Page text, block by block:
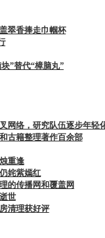
翠香捧走巾帼杯
”替代“樟脑丸”
网络，研究队伍逐步年轻
古籍整理著作百余部
重逢
姹紫嫣红
的传播网和覆盖网
世
清理获好评